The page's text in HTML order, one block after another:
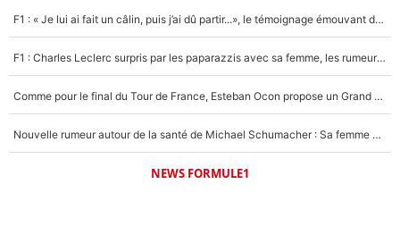
F1 : « Je lui ai fait un câlin, puis j’ai dû partir...», le témoignage émouvant de Max Verstappen sur sa fille
F1 : Charles Leclerc surpris par les paparazzis avec sa femme, les rumeurs étaient vraies !
Comme pour le final du Tour de France, Esteban Ocon propose un Grand Prix de Formule 1 à Paris : «Autour de l’Arc de Triomphe, ce serait génial» !
Nouvelle rumeur autour de la santé de Michael Schumacher : Sa femme Corinna sort du silence
NEWS FORMULE1